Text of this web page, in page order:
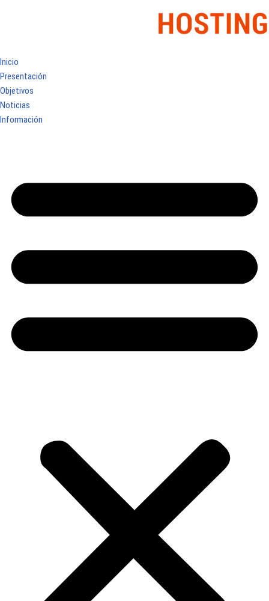
Inicio
Presentación
Objetivos
Noticias
Información